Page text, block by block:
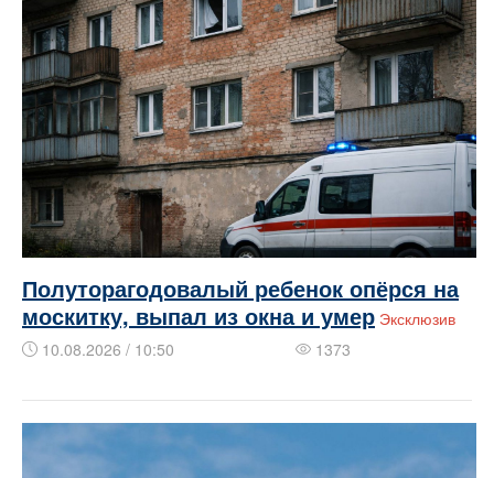
Полуторагодовалый ребенок опёрся на
москитку, выпал из окна и умер Эксклюзив
10.08.2026 / 10:50
1373